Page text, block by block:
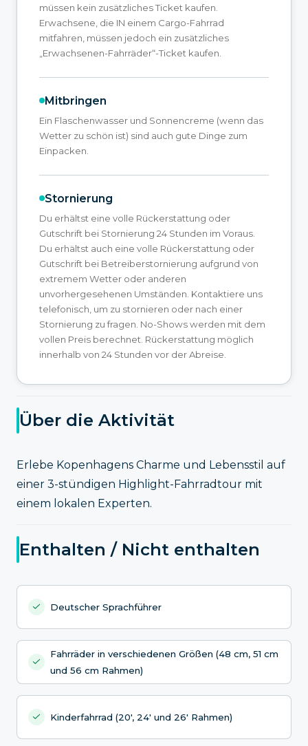
müssen kein zusätzliches Ticket kaufen.
Erwachsene, die IN einem Cargo-Fahrrad
mitfahren, müssen jedoch ein zusätzliches
„Erwachsenen-Fahrräder“-Ticket kaufen.
Mitbringen
Ein Flaschenwasser und Sonnencreme (wenn das
Wetter zu schön ist) sind auch gute Dinge zum
Einpacken.
Stornierung
Du erhältst eine volle Rückerstattung oder
Gutschrift bei Stornierung 24 Stunden im Voraus.
Du erhältst auch eine volle Rückerstattung oder
Gutschrift bei Betreiberstornierung aufgrund von
extremem Wetter oder anderen
unvorhergesehenen Umständen. Kontaktiere uns
telefonisch, um zu stornieren oder nach einer
Stornierung zu fragen. No-Shows werden mit dem
vollen Preis berechnet. Rückerstattung möglich
innerhalb von 24 Stunden vor der Abreise.
Über die Aktivität
Erlebe Kopenhagens Charme und Lebensstil auf
einer 3-stündigen Highlight-Fahrradtour mit
einem lokalen Experten.
Enthalten / Nicht enthalten
Deutscher Sprachführer
Fahrräder in verschiedenen Größen (48 cm, 51 cm
und 56 cm Rahmen)
Kinderfahrrad (20', 24' und 26' Rahmen)